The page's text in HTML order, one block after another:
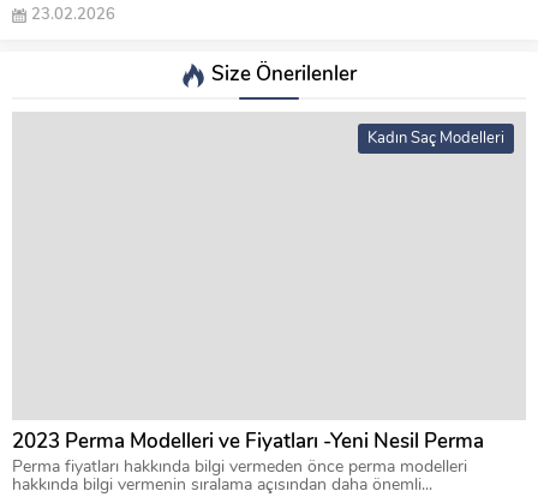
23.02.2026
Size Önerilenler
Kadın Saç Modelleri
2023 Perma Modelleri ve Fiyatları -Yeni Nesil Perma
Perma fiyatları hakkında bilgi vermeden önce perma modelleri
hakkında bilgi vermenin sıralama açısından daha önemli...